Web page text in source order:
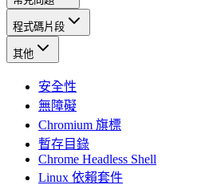
程式碼片段
其他
安全性
無障礙
Chromium 旗標
暫存目錄
Chrome Headless Shell
Linux 依賴套件